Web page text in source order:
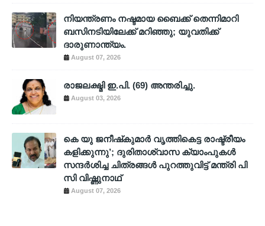
നിയന്ത്രണം നഷ്ടമായ ബൈക്ക് തെന്നിമാറി
ബസിനടിയിലേക്ക് മറിഞ്ഞു; യുവതിക്ക്
ദാരുണാന്ത്യം.
August 07, 2026
രാജലക്ഷ്മി ഇ.പി. (69) അന്തരിച്ചു.
August 03, 2026
കെ യു ജനീഷ്‌കുമാര്‍ വൃത്തികെട്ട രാഷ്ട്രീയം
കളിക്കുന്നു’; ദുരിതാശ്വാസ ക്യാംപുകള്‍
സന്ദര്‍ശിച്ച ചിത്രങ്ങള്‍ പുറത്തുവിട്ട് മന്ത്രി പി
സി വിഷ്ണുനാഥ്
August 07, 2026